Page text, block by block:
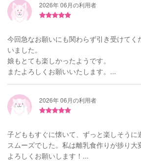
2026年 06月の利用者
今回急なお願いにも関わらず引き受けてく
いました。
娘もとても楽しかったようです。
またよろしくお願いいたします。...
2026年 06月の利用者
子どももすぐに懐いて、ずっと楽しそうに
スムーズでした。私は離乳食作りが捗り大
よろしくお願いします！...